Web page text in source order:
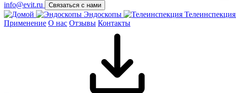
info@evit.ru Связаться с нами
Эндоскопы Телеинспекция
Применение О нас Отзывы Контакты